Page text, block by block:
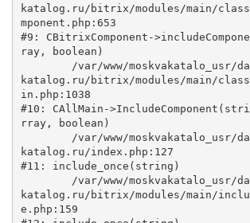
katalog.ru/bitrix/modules/main/
mponent.php:653
#9: CBitrixComponent-
ray, boolean)
katalog.ru/bitrix/modules/main/
in.php:1038
#10: CAllMain-
rray, boolean)
katalog.ru/index.php:127
#11: include_once(string)
katalog.ru/bitrix/modules/main/
e.php:159